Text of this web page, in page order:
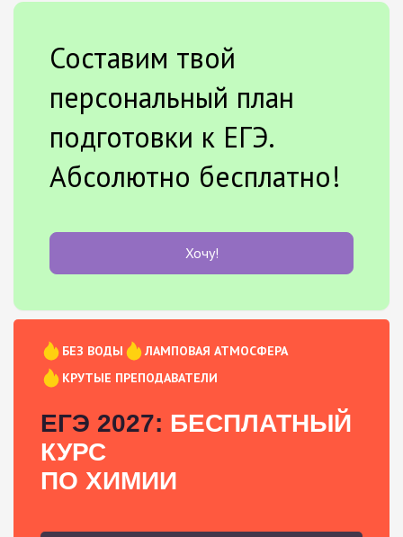
Составим твой
персональный план
подготовки к ЕГЭ.
Абсолютно бесплатно!
Хочу!
БЕЗ ВОДЫ
ЛАМПОВАЯ АТМОСФЕРА
КРУТЫЕ ПРЕПОДАВАТЕЛИ
ЕГЭ 2027: БЕСПЛАТНЫЙ
КУРС
ПО ХИМИИ